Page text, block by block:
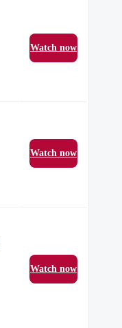
Watch now
Watch now
Watch now